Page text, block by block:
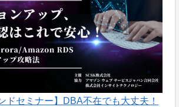
ドセミナー】DBA不在でも大丈夫！